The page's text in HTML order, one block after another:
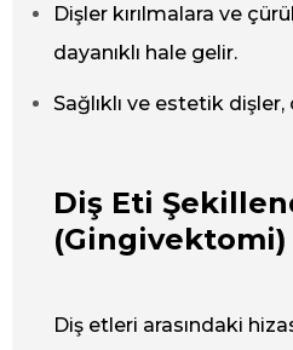
Dişler kırılmalara ve
dayanıklı hale gelir.
Sağlıklı ve estetik dişler,
Diş Eti
(Gingivektomi)
Diş etleri arasındaki